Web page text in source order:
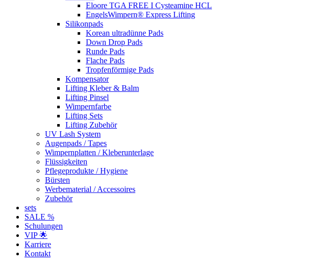
Eloore TGA FREE I Cysteamine HCL
EngelsWimpern® Express Lifting
Silikonpads
Korean ultradünne Pads
Down Drop Pads
Runde Pads
Flache Pads
Tropfenförmige Pads
Kompensator
Lifting Kleber & Balm
Lifting Pinsel
Wimpernfarbe
Lifting Sets
Lifting Zubehör
UV Lash System
Augenpads / Tapes
Wimpernplatten / Kleberunterlage
Flüssigkeiten
Pflegeprodukte / Hygiene
Bürsten
Werbematerial / Accessoires
Zubehör
sets
SALE %
Schulungen
VIP 🌟
Karriere
Kontakt